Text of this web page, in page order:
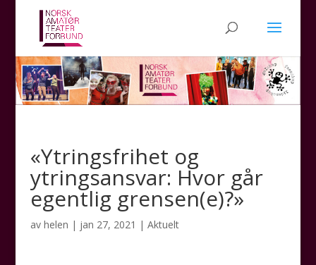
«Ytringsfrihet og
ytringsansvar: Hvor går
egentlig grensen(e)?»
av helen | jan 27, 2021 | Aktuelt